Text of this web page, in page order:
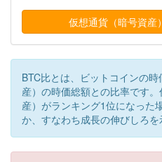
BTC比とは、ビットコインの
産）の時価総額との比率です
産）がランキング1位になった
か、すなわち成長の伸びしろを